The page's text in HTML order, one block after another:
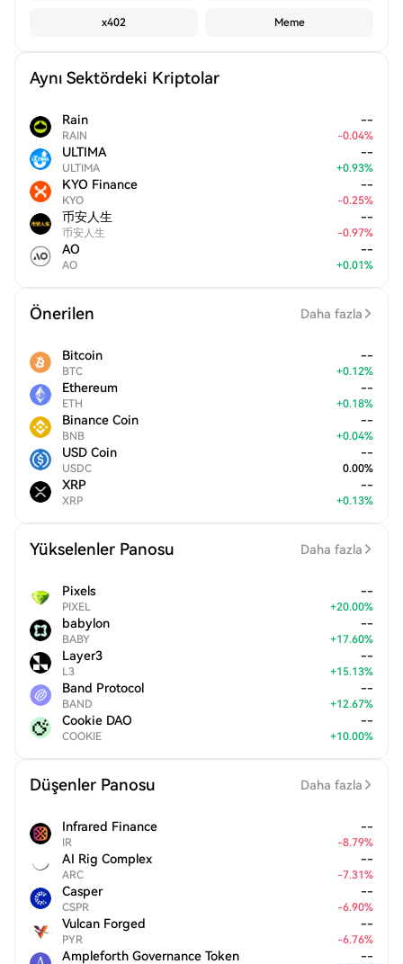
x402 Meme
Aynı Sektördeki Kriptolar
Rain
RAIN
--
-0.04%
ULTIMA
ULTIMA
--
+0.93%
KYO Finance
KYO
--
-0.25%
币安人生
币安人生
--
-0.97%
AO
AO
--
+0.01%
Önerilen Daha fazla
Bitcoin
BTC
--
+0.12%
Ethereum
ETH
--
+0.18%
Binance Coin
BNB
--
+0.04%
USD Coin
USDC
--
0.00%
XRP
XRP
--
+0.13%
Yükselenler Panosu Daha fazla
Pixels
PIXEL
--
+20.00%
babylon
BABY
--
+17.60%
Layer3
L3
--
+15.13%
Band Protocol
BAND
--
+12.67%
Cookie DAO
COOKIE
--
+10.00%
Düşenler Panosu Daha fazla
Infrared Finance
IR
--
-8.79%
AI Rig Complex
ARC
--
-7.31%
Casper
CSPR
--
-6.90%
Vulcan Forged
PYR
--
-6.76%
Ampleforth Governance Token --